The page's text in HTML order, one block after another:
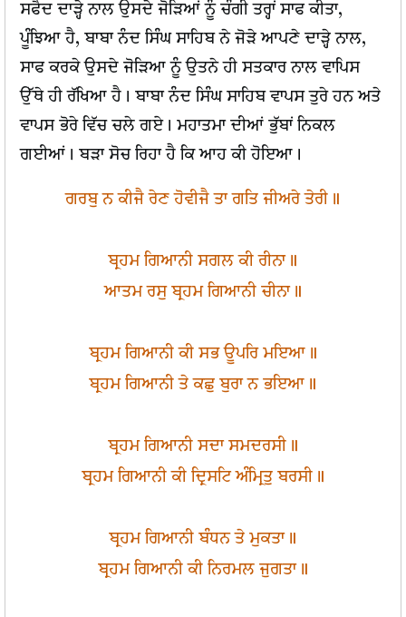
ਸਫੈਦ ਦਾੜ੍ਹੇ ਨਾਲ ਉਸਦੇ ਜੋੜਿਆਂ ਨੂੰ ਚੰਗੀ ਤਰ੍ਹਾਂ ਸਾਫ ਕੀਤਾ,
ਪੂੰਝਿਆ ਹੈ, ਬਾਬਾ ਨੰਦ ਸਿੰਘ ਸਾਹਿਬ ਨੇ ਜੋੜੇ ਆਪਣੇ ਦਾੜ੍ਹੇ ਨਾਲ,
ਸਾਫ ਕਰਕੇ ਉਸਦੇ ਜੋੜਿਆ ਨੂੰ ਉਤਨੇ ਹੀ ਸਤਕਾਰ ਨਾਲ ਵਾਪਿਸ
ਉੱਥੇ ਹੀ ਰੱਖਿਆ ਹੈ। ਬਾਬਾ ਨੰਦ ਸਿੰਘ ਸਾਹਿਬ ਵਾਪਸ ਤੁਰੇ ਹਨ ਅਤੇ
ਵਾਪਸ ਭੋਰੇ ਵਿੱਚ ਚਲੇ ਗਏ। ਮਹਾਤਮਾ ਦੀਆਂ ਭੁੱਬਾਂ ਨਿਕਲ
ਗਈਆਂ। ਬੜਾ ਸੋਚ ਰਿਹਾ ਹੈ ਕਿ ਆਹ ਕੀ ਹੋਇਆ।
ਗਰਬੁ ਨ ਕੀਜੈ ਰੇਣ ਹੋਵੀਜੈ ਤਾ ਗਤਿ ਜੀਅਰੇ ਤੇਰੀ॥
ਬ੍ਰਹਮ ਗਿਆਨੀ ਸਗਲ ਕੀ ਰੀਨਾ॥
ਆਤਮ ਰਸੁ ਬ੍ਰਹਮ ਗਿਆਨੀ ਚੀਨਾ॥
ਬ੍ਰਹਮ ਗਿਆਨੀ ਕੀ ਸਭ ਊਪਰਿ ਮਇਆ॥
ਬ੍ਰਹਮ ਗਿਆਨੀ ਤੇ ਕਛੁ ਬੁਰਾ ਨ ਭਇਆ॥
ਬ੍ਰਹਮ ਗਿਆਨੀ ਸਦਾ ਸਮਦਰਸੀ॥
ਬ੍ਰਹਮ ਗਿਆਨੀ ਕੀ ਦ੍ਰਿਸਟਿ ਅੰਮ੍ਰਿਤੁ ਬਰਸੀ॥
ਬ੍ਰਹਮ ਗਿਆਨੀ ਬੰਧਨ ਤੇ ਮੁਕਤਾ॥
ਬ੍ਰਹਮ ਗਿਆਨੀ ਕੀ ਨਿਰਮਲ ਜੁਗਤਾ॥